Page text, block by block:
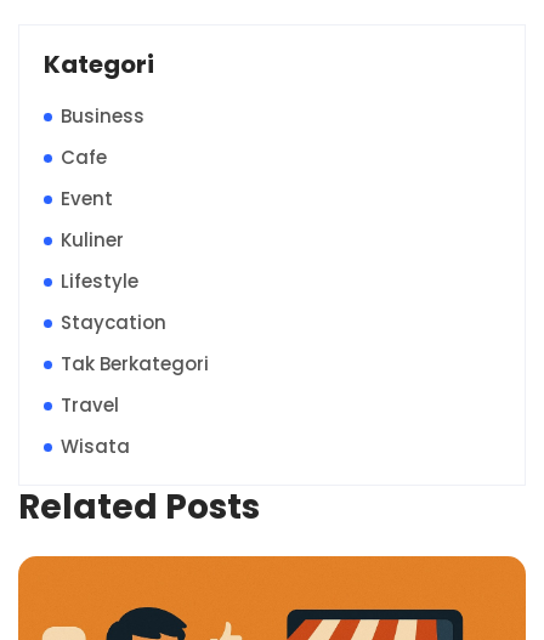
Kategori
Business
Cafe
Event
Kuliner
Lifestyle
Staycation
Tak Berkategori
Travel
Wisata
Related Posts